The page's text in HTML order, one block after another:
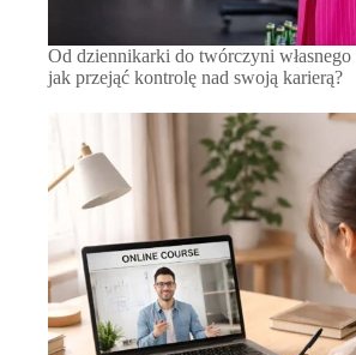
Od dziennikarki do twórczyni własnego
jak przejąć kontrolę nad swoją karierą?